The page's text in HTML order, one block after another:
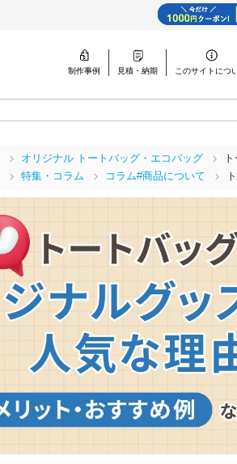
制作事例
見積・納期 このサイトにつ
オリジナル トートバッグ・エコバッグ
特集・コラム コラム#商品について